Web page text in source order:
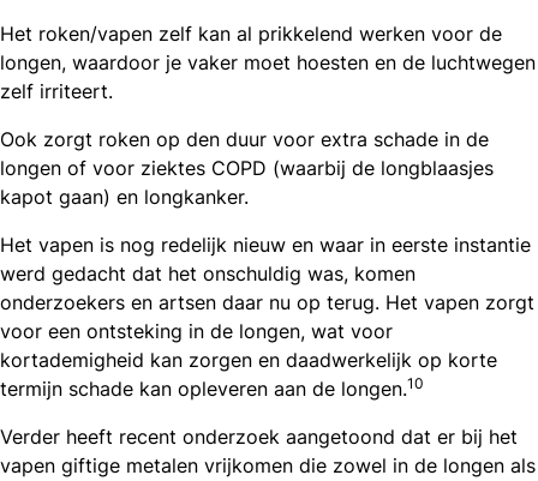
Het roken/vapen zelf kan al prikkelend werken voor de
longen, waardoor je vaker moet hoesten en de luchtwegen
zelf irriteert.
Ook zorgt roken op den duur voor extra schade in de
longen of voor ziektes COPD (waarbij de longblaasjes
kapot gaan) en longkanker.
Het vapen is nog redelijk nieuw en waar in eerste instantie
werd gedacht dat het onschuldig was, komen
onderzoekers en artsen daar nu op terug. Het vapen zorgt
voor een ontsteking in de longen, wat voor
kortademigheid kan zorgen en daadwerkelijk op korte
termijn schade kan opleveren aan de longen.10
Verder heeft recent onderzoek aangetoond dat er bij het
vapen giftige metalen vrijkomen die zowel in de longen als